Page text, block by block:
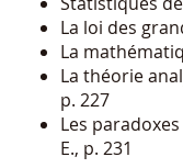
La loi des
La
La théorie
p. 227
Les
E., p. 231